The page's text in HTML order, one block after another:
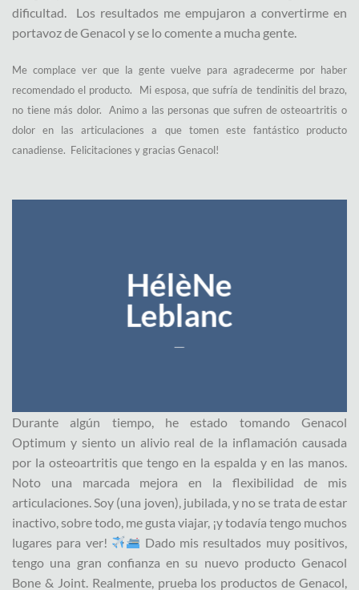
dificultad.
Los resultados me empujaron a convertirme en
portavoz de Genacol y se lo comente a mucha gente.
Me complace ver que la gente vuelve para agradecerme por haber
recomendado el producto.
Mi esposa, que sufría de tendinitis del brazo,
no tiene más dolor.
Animo a las personas que sufren de osteoartritis o
dolor en las articulaciones a que tomen este fantástico producto
canadiense. Felicitaciones y gracias Genacol!
HélèNe
Leblanc
Durante algún tiempo, he estado tomando Genacol
Optimum y siento un alivio real de la inflamación causada
por la osteoartritis que tengo en la espalda y en las manos.
Noto una marcada mejora en la flexibilidad de mis
articulaciones. Soy (una joven), jubilada, y no se trata de estar
inactivo, sobre todo, me gusta viajar, ¡y todavía tengo muchos
lugares para ver!
Dado mis resultados muy positivos,
tengo una gran confianza en su nuevo producto Genacol
Bone & Joint. Realmente, prueba los productos de Genacol,